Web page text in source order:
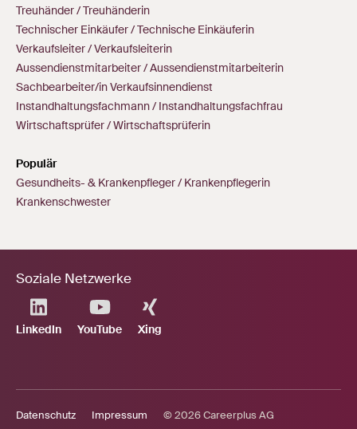
Treuhänder / Treuhänderin
Technischer Einkäufer / Technische Einkäuferin
Verkaufsleiter / Verkaufsleiterin
Aussendienstmitarbeiter / Aussendienstmitarbeiterin
Sachbearbeiter/in Verkaufsinnendienst
Instandhaltungsfachmann / Instandhaltungsfachfrau
Wirtschaftsprüfer / Wirtschaftsprüferin
Populär
Gesundheits- & Krankenpfleger / Krankenpflegerin
Krankenschwester
Soziale Netzwerke
LinkedIn YouTube Xing
Datenschutz Impressum © 2026 Careerplus AG